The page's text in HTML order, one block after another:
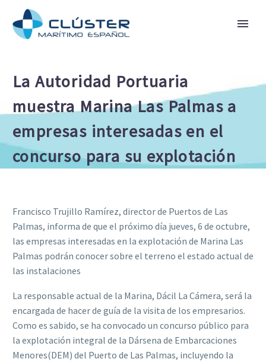
La Autoridad Portuaria
muestra Marina Las Palmas a
empresas interesadas en el
concurso para su explotación
Francisco Trujillo Ramírez, director de Puertos de Las
Palmas, informa de que el próximo día jueves, 6 de octubre,
las empresas interesadas en la explotación de Marina Las
Palmas podrán conocer sobre el terreno el estado actual de
las instalaciones
La responsable actual de la Marina, Dácil La Cámera, será la
encargada de hacer de guía de la visita de los empresarios.
Como es sabido, se ha convocado un concurso público para
la explotación integral de la Dársena de Embarcaciones
Menores(DEM) del Puerto de Las Palmas, incluyendo la